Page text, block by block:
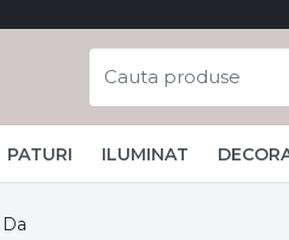
PATURI ILUMINAT